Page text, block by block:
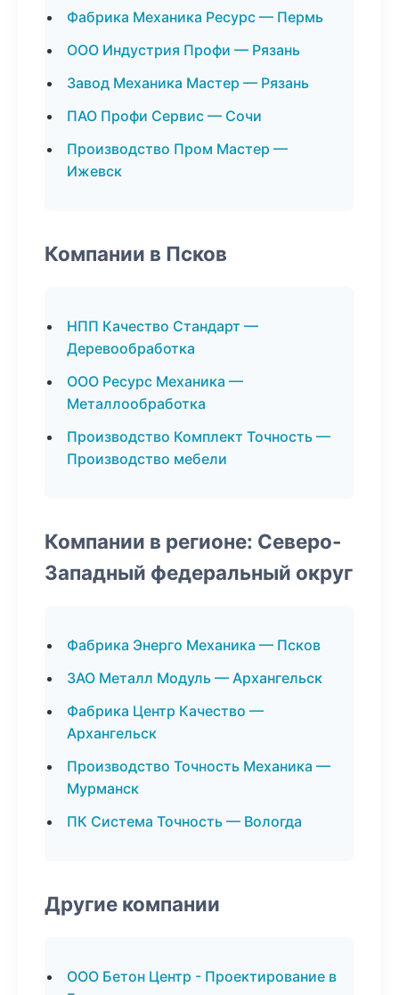
Фабрика Механика Ресурс — Пермь
ООО Индустрия Профи — Рязань
Завод Механика Мастер — Рязань
ПАО Профи Сервис — Сочи
Производство Пром Мастер —
Ижевск
Компании в Псков
НПП Качество Стандарт —
Деревообработка
ООО Ресурс Механика —
Металлообработка
Производство Комплект Точность —
Производство мебели
Компании в регионе: Северо-
Западный федеральный округ
Фабрика Энерго Механика — Псков
ЗАО Металл Модуль — Архангельск
Фабрика Центр Качество —
Архангельск
Производство Точность Механика —
Мурманск
ПК Система Точность — Вологда
Другие компании
ООО Бетон Центр - Проектирование в